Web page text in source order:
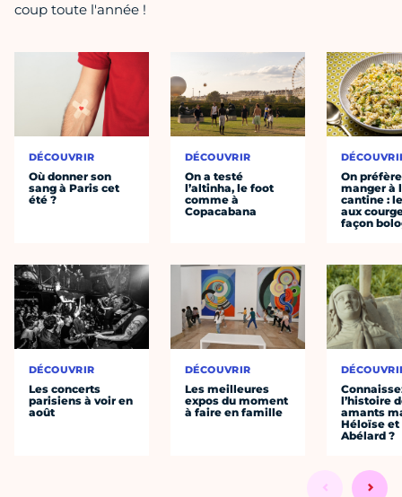
coup toute l'année !
DÉCOUVRIR
Où donner son
sang à Paris cet
été ?
DÉCOUVRIR
Les concerts
parisiens à voir en
août
DÉCOUVRIR
On a testé
l’altinha, le foot
comme à
Copacabana
DÉCOUVRIR
Les meilleures
expos du moment
à faire en famille
On préfère
manger à
cantine :
aux
façon
l’histoire
amants
Héloïse et
Abélard ?